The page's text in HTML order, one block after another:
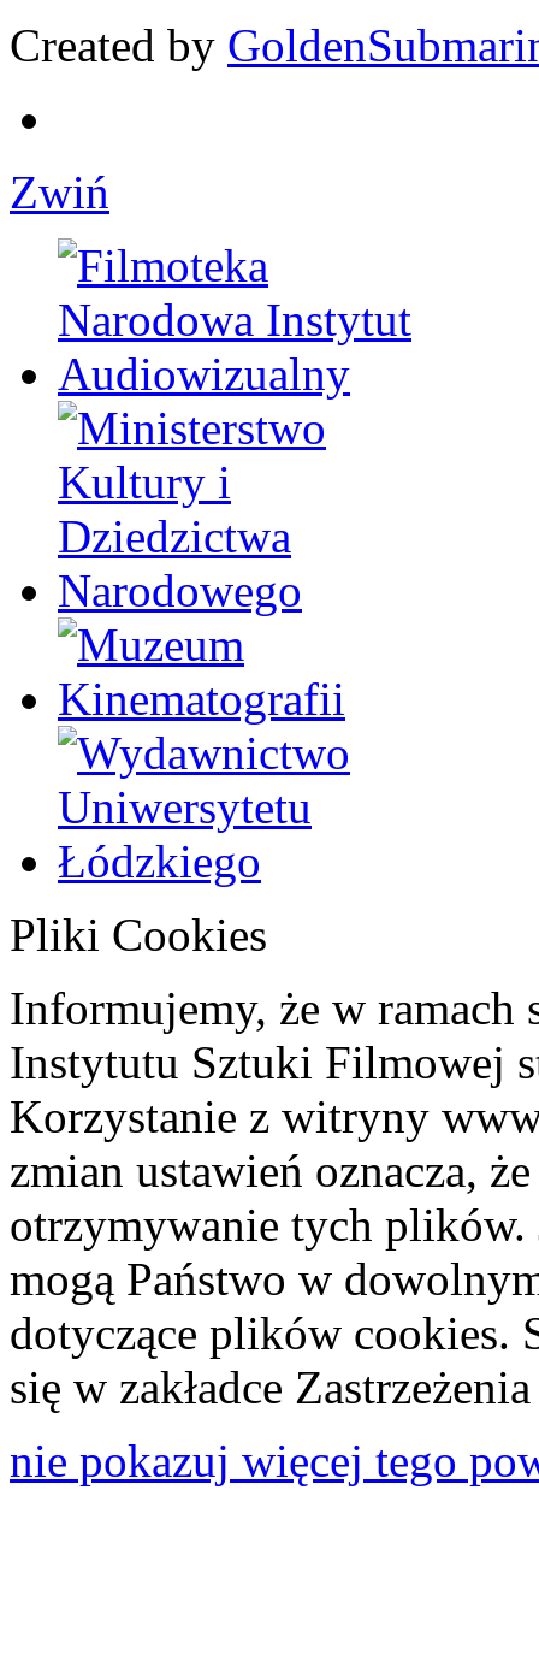
Created by
Zwiń
Pliki Cookies
Informujemy, że w ramach
Instytutu Sztuki Filmowej
Korzystanie z witryny
zmian ustawień oznacza,
otrzymywanie tych plików.
mogą Państwo w
dotyczące plików cookies.
się w zakładce
nie pokazuj więcej tego